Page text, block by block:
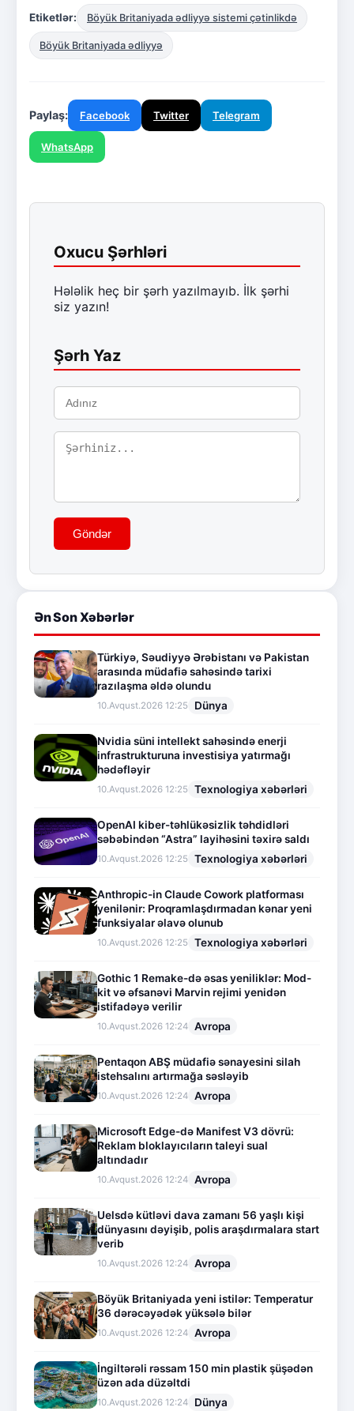
Etiketlər: Böyük Britaniyada ədliyyə sistemi çətinlikdə
Böyük Britaniyada ədliyyə
Paylaş: Facebook Twitter Telegram
WhatsApp
Oxucu Şərhləri
Hələlik heç bir şərh yazılmayıb. İlk şərhi
siz yazın!
Şərh Yaz
Göndər
Ən Son Xəbərlər
Türkiyə, Səudiyyə Ərəbistanı və Pakistan
arasında müdafiə sahəsində tarixi
razılaşma əldə olundu
10.Avqust.2026 12:25 Dünya
Nvidia süni intellekt sahəsində enerji
infrastrukturuna investisiya yatırmağı
hədəfləyir
10.Avqust.2026 12:25 Texnologiya xəbərləri
OpenAI kiber-təhlükəsizlik təhdidləri
səbəbindən “Astra” layihəsini təxirə saldı
10.Avqust.2026 12:25 Texnologiya xəbərləri
Anthropic-in Claude Cowork platforması
yenilənir: Proqramlaşdırmadan kənar yeni
funksiyalar əlavə olunub
10.Avqust.2026 12:25 Texnologiya xəbərləri
Gothic 1 Remake-də əsas yeniliklər: Mod-
kit və əfsanəvi Marvin rejimi yenidən
istifadəyə verilir
10.Avqust.2026 12:24 Avropa
Pentaqon ABŞ müdafiə sənayesini silah
istehsalını artırmağa səsləyib
10.Avqust.2026 12:24 Avropa
Microsoft Edge-də Manifest V3 dövrü:
Reklam bloklayıcıların taleyi sual
altındadır
10.Avqust.2026 12:24 Avropa
Uelsdə kütləvi dava zamanı 56 yaşlı kişi
dünyasını dəyişib, polis araşdırmalara start
verib
10.Avqust.2026 12:24 Avropa
Böyük Britaniyada yeni istilər: Temperatur
36 dərəcəyədək yüksələ bilər
10.Avqust.2026 12:24 Avropa
İngiltərəli rəssam 150 min plastik şüşədən
üzən ada düzəltdi
10.Avqust.2026 12:24 Dünya